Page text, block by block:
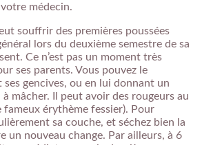
médecin.
souffrir des premières poussées
lors du deuxième semestre de sa
Ce n’est pas un moment très
ses parents. Vous pouvez le
ses gencives, ou en lui donnant un
mâcher. Il peut avoir des rougeurs au
fameux érythème fessier). Pour
sa couche, et séchez bien la
un nouveau change. Par ailleurs, à 6